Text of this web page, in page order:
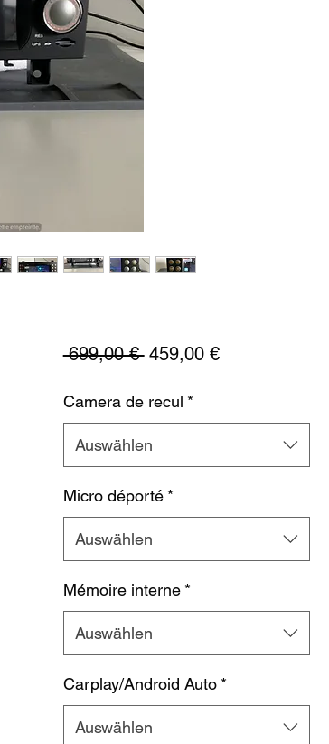
699,00 € Standardpreis
459,00 €Sale-
Camera de recul *
Auswählen
Micro déporté *
Auswählen
Mémoire interne *
Auswählen
Carplay/Android Auto *
Auswählen